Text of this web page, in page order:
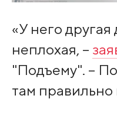
«У него
неплохая, –
"Подъему". –
там правильно